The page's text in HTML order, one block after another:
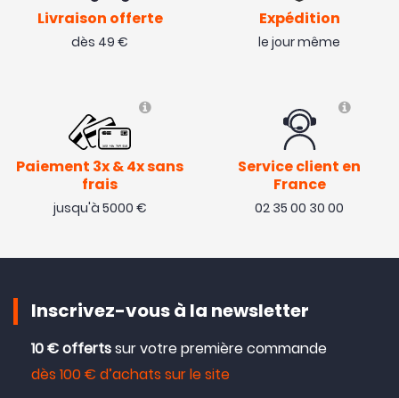
Livraison offerte
dès 49 €
Expédition
le jour même
Paiement 3x & 4x sans
frais
jusqu'à 5000 €
Service client en
France
02 35 00 30 00
Inscrivez-vous à la newsletter
10 € offertssur votre première commande
dès 100 € d’achats sur le site